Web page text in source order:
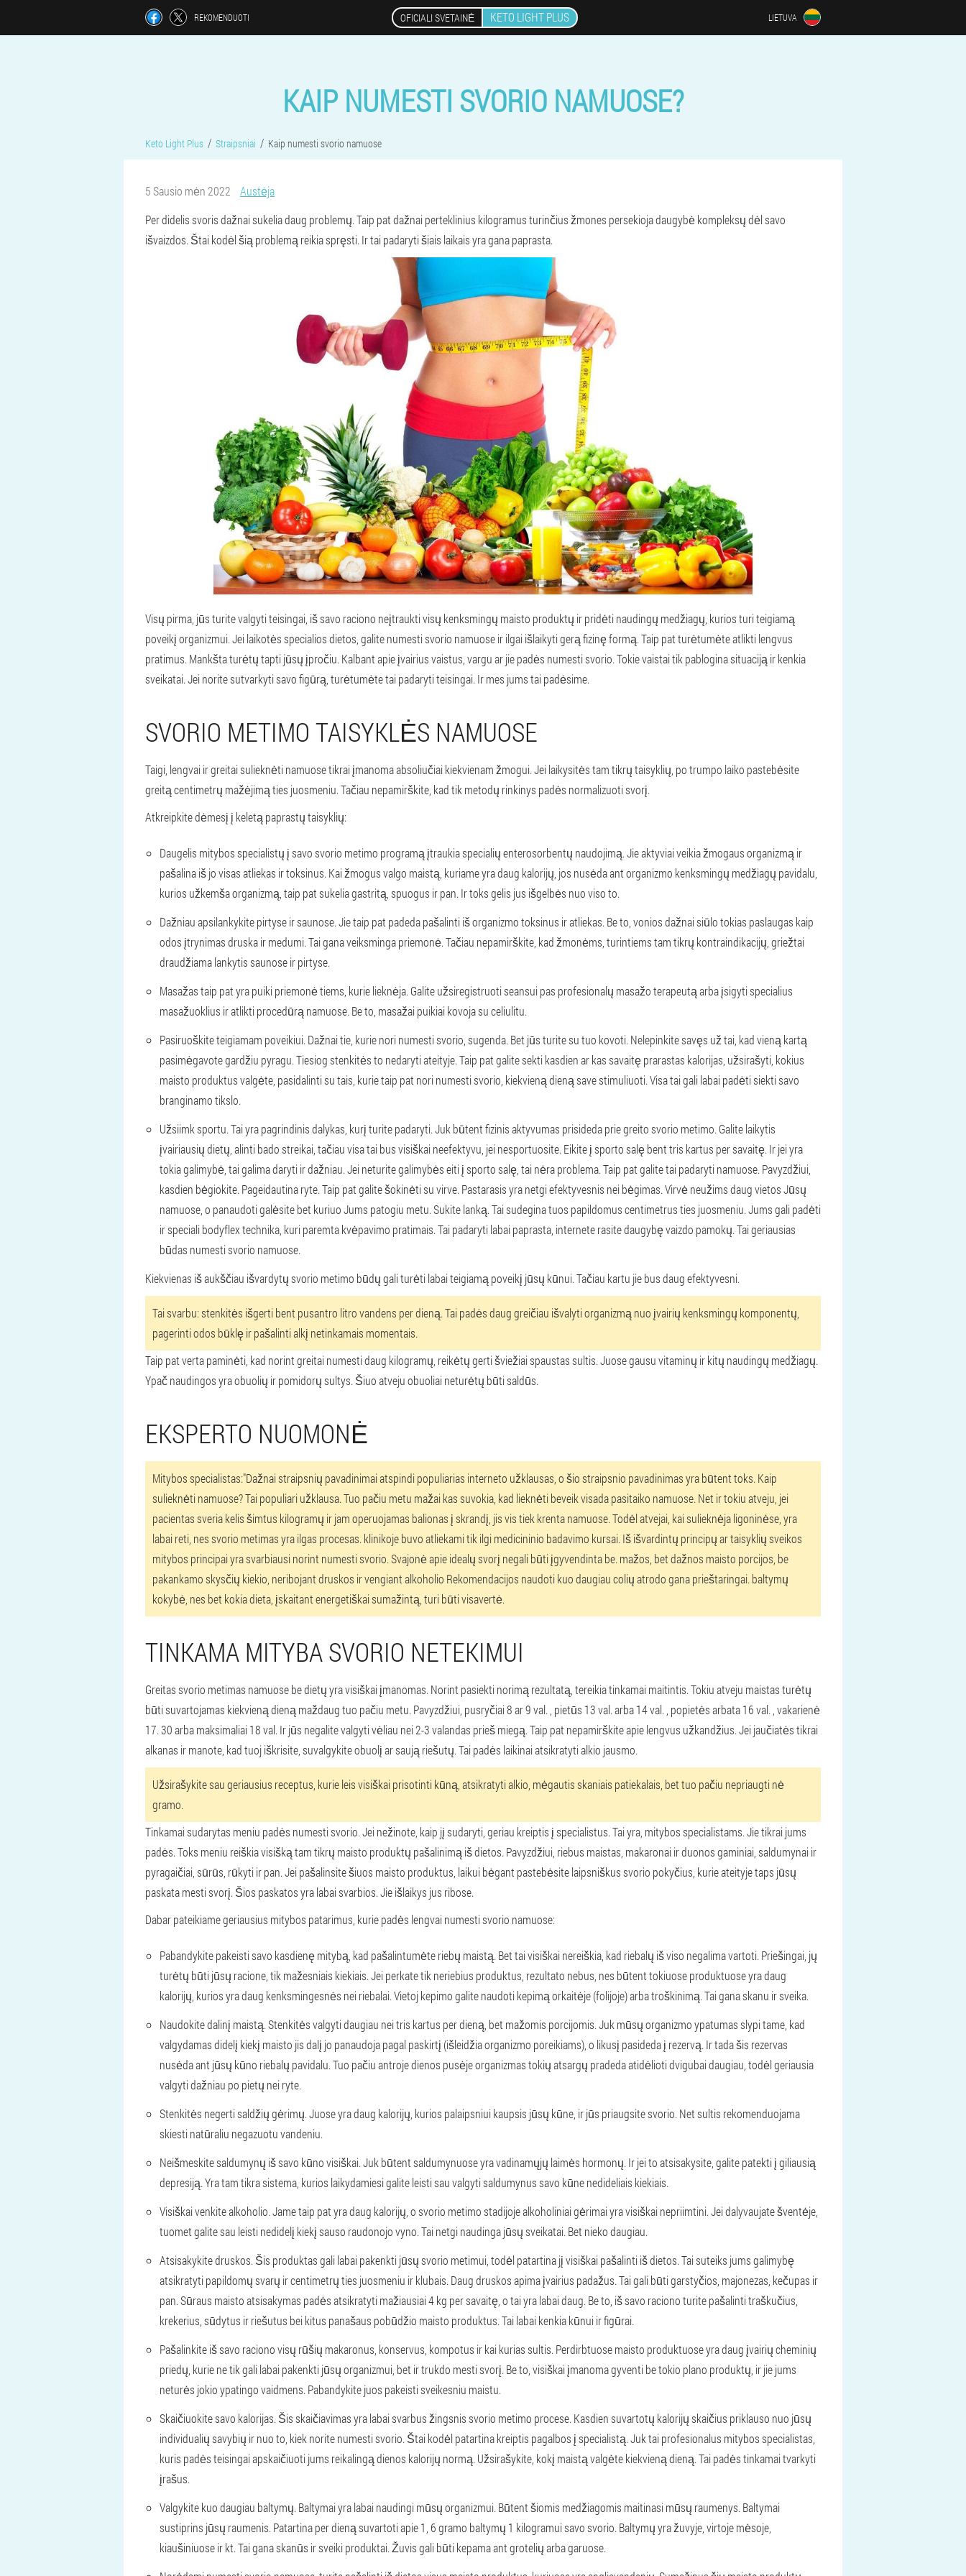
REKOMENDUOTI OFICIALI SVETAINĖ KETO LIGHT PLUS LIETUVA
KAIP NUMESTI SVORIO NAMUOSE?
Keto Light Plus Straipsniai Kaip numesti svorio namuose
5 Sausio mėn 2022
Austėja
Per didelis svoris dažnai sukelia daug problemų. Taip pat dažnai perteklinius kilogramus turinčius žmones persekioja daugybė kompleksų dėl savo
išvaizdos. Štai kodėl šią problemą reikia spręsti. Ir tai padaryti šiais laikais yra gana paprasta.
Visų pirma, jūs turite valgyti teisingai, iš savo raciono neįtraukti visų kenksmingų maisto produktų ir pridėti naudingų medžiagų, kurios turi teigiamą
poveikį organizmui. Jei laikotės specialios dietos, galite numesti svorio namuose ir ilgai išlaikyti gerą fizinę formą. Taip pat turėtumėte atlikti lengvus
pratimus. Mankšta turėtų tapti jūsų įpročiu. Kalbant apie įvairius vaistus, vargu ar jie padės numesti svorio. Tokie vaistai tik pablogina situaciją ir kenkia
sveikatai. Jei norite sutvarkyti savo figūrą, turėtumėte tai padaryti teisingai. Ir mes jums tai padėsime.
SVORIO METIMO TAISYKLĖS NAMUOSE
Taigi, lengvai ir greitai sulieknėti namuose tikrai įmanoma absoliučiai kiekvienam žmogui. Jei laikysitės tam tikrų taisyklių, po trumpo laiko pastebėsite
greitą centimetrų mažėjimą ties juosmeniu. Tačiau nepamirškite, kad tik metodų rinkinys padės normalizuoti svorį.
Atkreipkite dėmesį į keletą paprastų taisyklių:
Daugelis mitybos specialistų į savo svorio metimo programą įtraukia specialių enterosorbentų naudojimą. Jie aktyviai veikia žmogaus organizmą ir
pašalina iš jo visas atliekas ir toksinus. Kai žmogus valgo maistą, kuriame yra daug kalorijų, jos nusėda ant organizmo kenksmingų medžiagų pavidalu,
kurios užkemša organizmą, taip pat sukelia gastritą, spuogus ir pan. Ir toks gelis jus išgelbės nuo viso to.
Dažniau apsilankykite pirtyse ir saunose. Jie taip pat padeda pašalinti iš organizmo toksinus ir atliekas. Be to, vonios dažnai siūlo tokias paslaugas kaip
odos įtrynimas druska ir medumi. Tai gana veiksminga priemonė. Tačiau nepamirškite, kad žmonėms, turintiems tam tikrų kontraindikacijų, griežtai
draudžiama lankytis saunose ir pirtyse.
Masažas taip pat yra puiki priemonė tiems, kurie lieknėja. Galite užsiregistruoti seansui pas profesionalų masažo terapeutą arba įsigyti specialius
masažuoklius ir atlikti procedūrą namuose. Be to, masažai puikiai kovoja su celiulitu.
Pasiruoškite teigiamam poveikiui. Dažnai tie, kurie nori numesti svorio, sugenda. Bet jūs turite su tuo kovoti. Nelepinkite savęs už tai, kad vieną kartą
pasimėgavote gardžiu pyragu. Tiesiog stenkitės to nedaryti ateityje. Taip pat galite sekti kasdien ar kas savaitę prarastas kalorijas, užsirašyti, kokius
maisto produktus valgėte, pasidalinti su tais, kurie taip pat nori numesti svorio, kiekvieną dieną save stimuliuoti. Visa tai gali labai padėti siekti savo
branginamo tikslo.
Užsiimk sportu. Tai yra pagrindinis dalykas, kurį turite padaryti. Juk būtent fizinis aktyvumas prisideda prie greito svorio metimo. Galite laikytis
įvairiausių dietų, alinti bado streikai, tačiau visa tai bus visiškai neefektyvu, jei nesportuosite. Eikite į sporto salę bent tris kartus per savaitę. Ir jei yra
tokia galimybė, tai galima daryti ir dažniau. Jei neturite galimybės eiti į sporto salę, tai nėra problema. Taip pat galite tai padaryti namuose. Pavyzdžiui,
kasdien bėgiokite. Pageidautina ryte. Taip pat galite šokinėti su virve. Pastarasis yra netgi efektyvesnis nei bėgimas. Virvė neužims daug vietos Jūsų
namuose, o panaudoti galėsite bet kuriuo Jums patogiu metu. Sukite lanką. Tai sudegina tuos papildomus centimetrus ties juosmeniu. Jums gali padėti
ir speciali bodyflex technika, kuri paremta kvėpavimo pratimais. Tai padaryti labai paprasta, internete rasite daugybę vaizdo pamokų. Tai geriausias
būdas numesti svorio namuose.
Kiekvienas iš aukščiau išvardytų svorio metimo būdų gali turėti labai teigiamą poveikį jūsų kūnui. Tačiau kartu jie bus daug efektyvesni.
Tai svarbu: stenkitės išgerti bent pusantro litro vandens per dieną. Tai padės daug greičiau išvalyti organizmą nuo įvairių kenksmingų komponentų,
pagerinti odos būklę ir pašalinti alkį netinkamais momentais.
Taip pat verta paminėti, kad norint greitai numesti daug kilogramų, reikėtų gerti šviežiai spaustas sultis. Juose gausu vitaminų ir kitų naudingų medžiagų.
Ypač naudingos yra obuolių ir pomidorų sultys. Šiuo atveju obuoliai neturėtų būti saldūs.
EKSPERTO NUOMONĖ
Mitybos specialistas:"Dažnai straipsnių pavadinimai atspindi populiarias interneto užklausas, o šio straipsnio pavadinimas yra būtent toks. Kaip
sulieknėti namuose? Tai populiari užklausa. Tuo pačiu metu mažai kas suvokia, kad lieknėti beveik visada pasitaiko namuose. Net ir tokiu atveju, jei
pacientas sveria kelis šimtus kilogramų ir jam operuojamas balionas į skrandį, jis vis tiek krenta namuose. Todėl atvejai, kai sulieknėja ligoninėse, yra
labai reti, nes svorio metimas yra ilgas procesas. klinikoje buvo atliekami tik ilgi medicininio badavimo kursai. Iš išvardintų principų ar taisyklių sveikos
mitybos principai yra svarbiausi norint numesti svorio. Svajonė apie idealų svorį negali būti įgyvendinta be. mažos, bet dažnos maisto porcijos, be
pakankamo skysčių kiekio, neribojant druskos ir vengiant alkoholio Rekomendacijos naudoti kuo daugiau colių atrodo gana prieštaringai. baltymų
kokybė, nes bet kokia dieta, įskaitant energetiškai sumažintą, turi būti visavertė.
TINKAMA MITYBA SVORIO NETEKIMUI
Greitas svorio metimas namuose be dietų yra visiškai įmanomas. Norint pasiekti norimą rezultatą, tereikia tinkamai maitintis. Tokiu atveju maistas turėtų
būti suvartojamas kiekvieną dieną maždaug tuo pačiu metu. Pavyzdžiui, pusryčiai 8 ar 9 val. , pietūs 13 val. arba 14 val. , popietės arbata 16 val. , vakarienė
17. 30 arba maksimaliai 18 val. Ir jūs negalite valgyti vėliau nei 2-3 valandas prieš miegą. Taip pat nepamirškite apie lengvus užkandžius. Jei jaučiatės tikrai
alkanas ir manote, kad tuoj iškrisite, suvalgykite obuolį ar saują riešutų. Tai padės laikinai atsikratyti alkio jausmo.
Užsirašykite sau geriausius receptus, kurie leis visiškai prisotinti kūną, atsikratyti alkio, mėgautis skaniais patiekalais, bet tuo pačiu nepriaugti nė
gramo.
Tinkamai sudarytas meniu padės numesti svorio. Jei nežinote, kaip jį sudaryti, geriau kreiptis į specialistus. Tai yra, mitybos specialistams. Jie tikrai jums
padės. Toks meniu reiškia visišką tam tikrų maisto produktų pašalinimą iš dietos. Pavyzdžiui, riebus maistas, makaronai ir duonos gaminiai, saldumynai ir
pyragaičiai, sūrūs, rūkyti ir pan. Jei pašalinsite šiuos maisto produktus, laikui bėgant pastebėsite laipsniškus svorio pokyčius, kurie ateityje taps jūsų
paskata mesti svorį. Šios paskatos yra labai svarbios. Jie išlaikys jus ribose.
Dabar pateikiame geriausius mitybos patarimus, kurie padės lengvai numesti svorio namuose:
Pabandykite pakeisti savo kasdienę mitybą, kad pašalintumėte riebų maistą. Bet tai visiškai nereiškia, kad riebalų iš viso negalima vartoti. Priešingai, jų
turėtų būti jūsų racione, tik mažesniais kiekiais. Jei perkate tik neriebius produktus, rezultato nebus, nes būtent tokiuose produktuose yra daug
kalorijų, kurios yra daug kenksmingesnės nei riebalai. Vietoj kepimo galite naudoti kepimą orkaitėje (folijoje) arba troškinimą. Tai gana skanu ir sveika.
Naudokite dalinį maistą. Stenkitės valgyti daugiau nei tris kartus per dieną, bet mažomis porcijomis. Juk mūsų organizmo ypatumas slypi tame, kad
valgydamas didelį kiekį maisto jis dalį jo panaudoja pagal paskirtį (išleidžia organizmo poreikiams), o likusį pasideda į rezervą. Ir tada šis rezervas
nusėda ant jūsų kūno riebalų pavidalu. Tuo pačiu antroje dienos pusėje organizmas tokių atsargų pradeda atidėlioti dvigubai daugiau, todėl geriausia
valgyti dažniau po pietų nei ryte.
Stenkitės negerti saldžių gėrimų. Juose yra daug kalorijų, kurios palaipsniui kaupsis jūsų kūne, ir jūs priaugsite svorio. Net sultis rekomenduojama
skiesti natūraliu negazuotu vandeniu.
Neišmeskite saldumynų iš savo kūno visiškai. Juk būtent saldumynuose yra vadinamųjų laimės hormonų. Ir jei to atsisakysite, galite patekti į giliausią
depresiją. Yra tam tikra sistema, kurios laikydamiesi galite leisti sau valgyti saldumynus savo kūne nedideliais kiekiais.
Visiškai venkite alkoholio. Jame taip pat yra daug kalorijų, o svorio metimo stadijoje alkoholiniai gėrimai yra visiškai nepriimtini. Jei dalyvaujate šventėje,
tuomet galite sau leisti nedidelį kiekį sauso raudonojo vyno. Tai netgi naudinga jūsų sveikatai. Bet nieko daugiau.
Atsisakykite druskos. Šis produktas gali labai pakenkti jūsų svorio metimui, todėl patartina jį visiškai pašalinti iš dietos. Tai suteiks jums galimybę
atsikratyti papildomų svarų ir centimetrų ties juosmeniu ir klubais. Daug druskos apima įvairius padažus. Tai gali būti garstyčios, majonezas, kečupas ir
pan. Sūraus maisto atsisakymas padės atsikratyti mažiausiai 4 kg per savaitę, o tai yra labai daug. Be to, iš savo raciono turite pašalinti traškučius,
krekerius, sūdytus ir riešutus bei kitus panašaus pobūdžio maisto produktus. Tai labai kenkia kūnui ir figūrai.
Pašalinkite iš savo raciono visų rūšių makaronus, konservus, kompotus ir kai kurias sultis. Perdirbtuose maisto produktuose yra daug įvairių cheminių
priedų, kurie ne tik gali labai pakenkti jūsų organizmui, bet ir trukdo mesti svorį. Be to, visiškai įmanoma gyventi be tokio plano produktų, ir jie jums
neturės jokio ypatingo vaidmens. Pabandykite juos pakeisti sveikesniu maistu.
Skaičiuokite savo kalorijas. Šis skaičiavimas yra labai svarbus žingsnis svorio metimo procese. Kasdien suvartotų kalorijų skaičius priklauso nuo jūsų
individualių savybių ir nuo to, kiek norite numesti svorio. Štai kodėl patartina kreiptis pagalbos į specialistą. Juk tai profesionalus mitybos specialistas,
kuris padės teisingai apskaičiuoti jums reikalingą dienos kalorijų normą. Užsirašykite, kokį maistą valgėte kiekvieną dieną. Tai padės tinkamai tvarkyti
įrašus.
Valgykite kuo daugiau baltymų. Baltymai yra labai naudingi mūsų organizmui. Būtent šiomis medžiagomis maitinasi mūsų raumenys. Baltymai
sustiprins jūsų raumenis. Patartina per dieną suvartoti apie 1, 6 gramo baltymų 1 kilogramui savo svorio. Baltymų yra žuvyje, virtoje mėsoje,
kiaušiniuose ir kt. Tai gana skanūs ir sveiki produktai. Žuvis gali būti kepama ant grotelių arba garuose.